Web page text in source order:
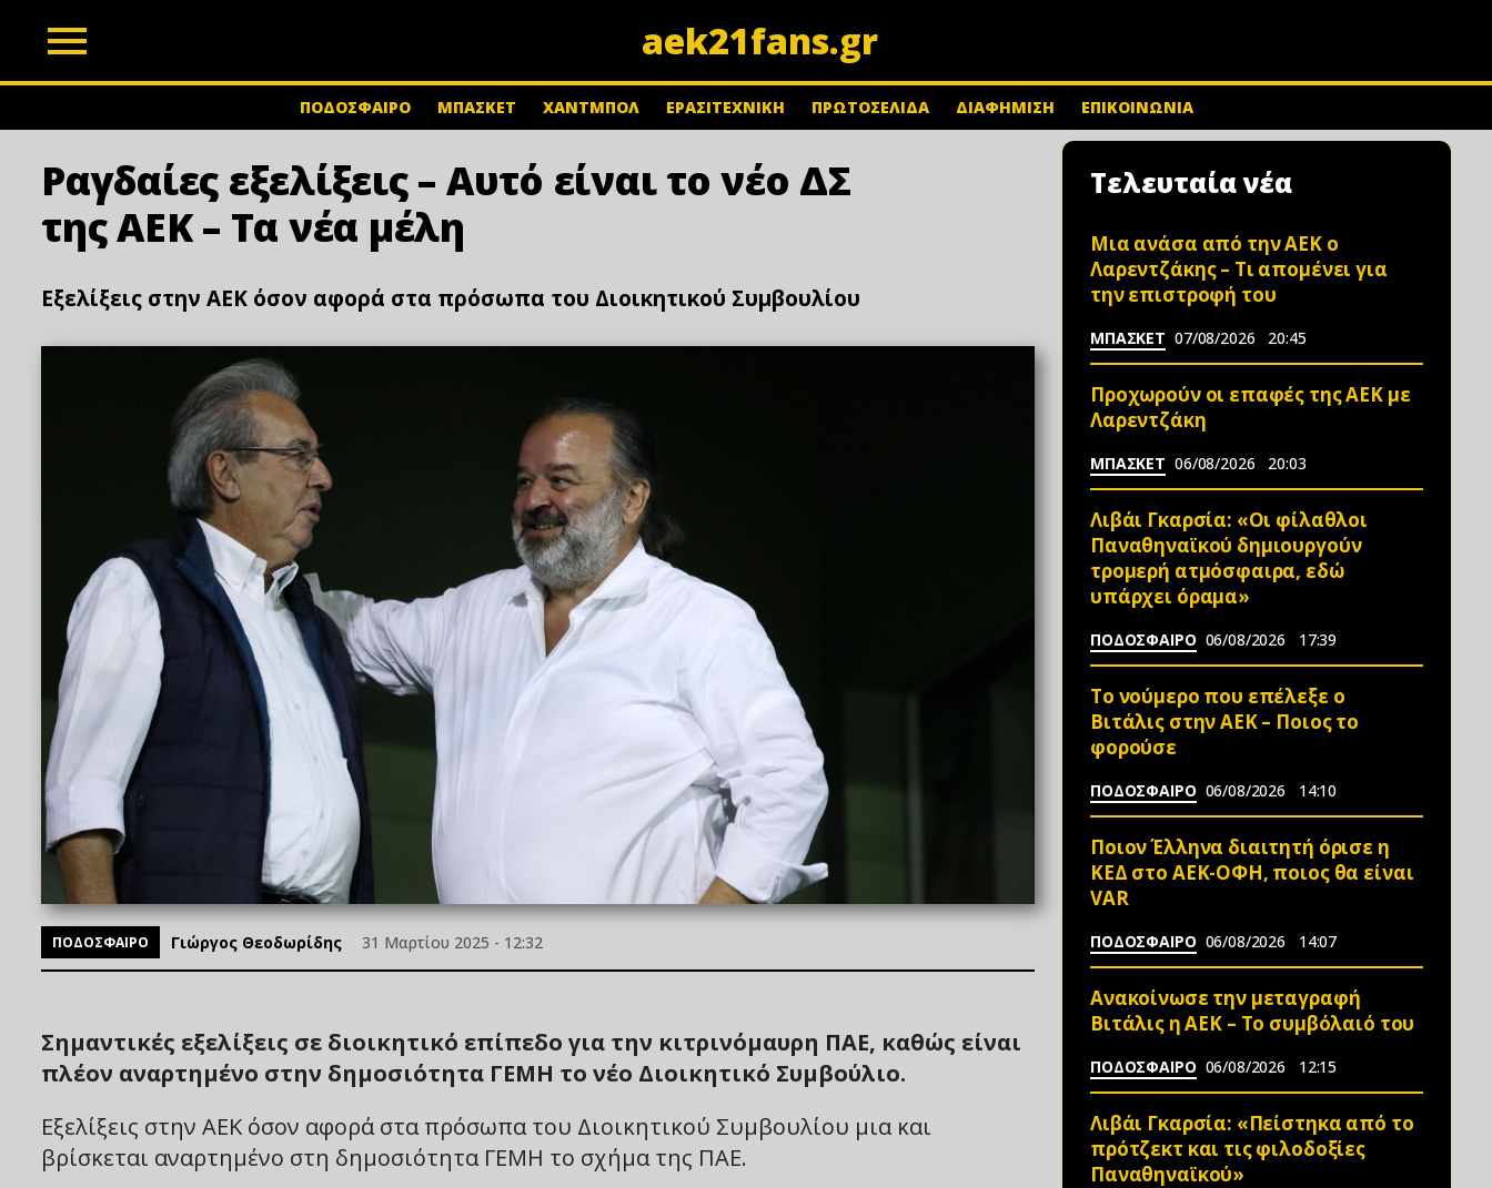
aek21fans.gr
ΠΟΔΟΣΦΑΙΡΟ ΜΠΑΣΚΕΤ ΧΑΝΤΜΠΟΛ ΕΡΑΣΙΤΕΧΝΙΚΗ ΠΡΩΤΟΣΕΛΙΔΑ ΔΙΑΦΗΜΙΣΗ ΕΠΙΚΟΙΝΩΝΙΑ
Ραγδαίες εξελίξεις – Αυτό είναι το νέο ΔΣ
της ΑΕΚ – Τα νέα μέλη
Εξελίξεις στην ΑΕΚ όσον αφορά στα πρόσωπα του Διοικητικού Συμβουλίου
ΠΟΔΟΣΦΑΙΡΟ Γιώργος Θεοδωρίδης 31 Μαρτίου 2025 - 12:32
Σημαντικές εξελίξεις σε διοικητικό επίπεδο για την κιτρινόμαυρη ΠΑΕ, καθώς είναι
πλέον αναρτημένο στην δημοσιότητα ΓΕΜΗ το νέο Διοικητικό Συμβούλιο.
Εξελίξεις στην ΑΕΚ όσον αφορά στα πρόσωπα του Διοικητικού Συμβουλίου μια και
βρίσκεται αναρτημένο στη δημοσιότητα ΓΕΜΗ το σχήμα της ΠΑΕ.
Τελευταία νέα
Μια ανάσα από την ΑΕΚ ο
Λαρεντζάκης – Τι απομένει για
την επιστροφή του
ΜΠΑΣΚΕΤ 07/08/2026 20:45
Προχωρούν οι επαφές της ΑΕΚ με
Λαρεντζάκη
ΜΠΑΣΚΕΤ 06/08/2026 20:03
Λιβάι Γκαρσία: «Οι φίλαθλοι
Παναθηναϊκού δημιουργούν
τρομερή ατμόσφαιρα, εδώ
υπάρχει όραμα»
ΠΟΔΟΣΦΑΙΡΟ 06/08/2026 17:39
Το νούμερο που επέλεξε ο
Βιτάλις στην ΑΕΚ – Ποιος το
φορούσε
ΠΟΔΟΣΦΑΙΡΟ 06/08/2026 14:10
Ποιον Έλληνα διαιτητή όρισε η
ΚΕΔ στο ΑΕΚ-ΟΦΗ, ποιος θα είναι
VAR
ΠΟΔΟΣΦΑΙΡΟ 06/08/2026 14:07
Ανακοίνωσε την μεταγραφή
Βιτάλις η ΑΕΚ – Το συμβόλαιό του
ΠΟΔΟΣΦΑΙΡΟ 06/08/2026 12:15
Λιβάι Γκαρσία: «Πείστηκα από το
πρότζεκτ και τις φιλοδοξίες
Παναθηναϊκού»